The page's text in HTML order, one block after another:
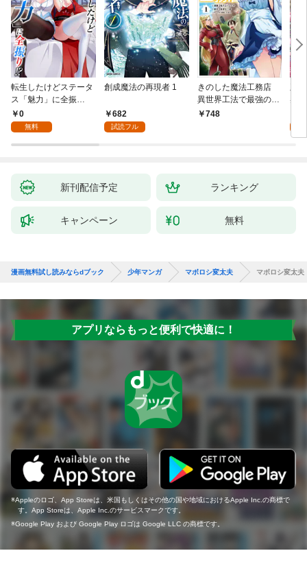
転生したけどステータ
ス「魅力」に全振
り！？(1)
0
無料
創成魔法の再現者 1
682
試読フル
きのした魔法工務店
異世界工法で最強の家
づくりを（コミック）
748
兆
る
新刊配信予定 ランキング
キャンペーン 無料
漫画無料試し読みならdブック 少年マンガ マボロシ変太夫 マボロシ変太夫
アプリならもっと便利で快適に！
Appleのロゴ、App Storeは、米国もしくはその他の国や地域におけるApple Inc.の商標で
す。App Storeは、Apple Inc.のサービスマークです。
Google Play および Google Play ロゴは Google LLC の商標です。